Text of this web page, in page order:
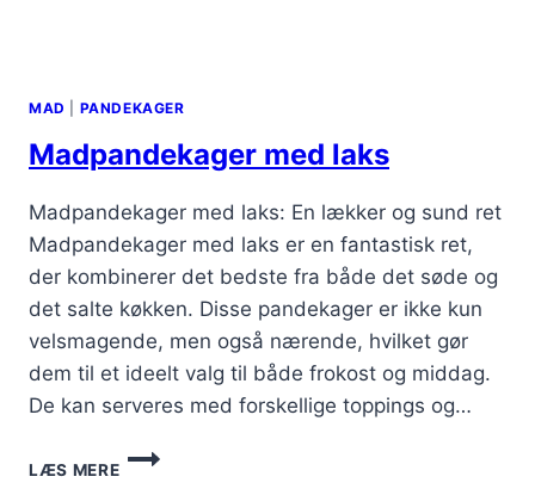
MAD PANDEKAGER
Madpandekager med laks
Madpandekager med laks: En lækker og sund ret
Madpandekager med laks er en fantastisk ret,
der kombinerer det bedste fra både det søde og
det salte køkken. Disse pandekager er ikke kun
velsmagende, men også nærende, hvilket gør
dem til et ideelt valg til både frokost og middag.
De kan serveres med forskellige toppings og…
LÆS MERE
MADPANDEKAGER
MED